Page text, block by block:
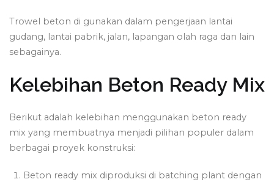
Trowel beton di gunakan dalam pengerjaan lantai
gudang, lantai pabrik, jalan, lapangan olah raga dan lain
sebagainya.
Kelebihan Beton Ready Mix
Berikut adalah kelebihan menggunakan beton ready
mix yang membuatnya menjadi pilihan populer dalam
berbagai proyek konstruksi:
Beton ready mix diproduksi di batching plant dengan